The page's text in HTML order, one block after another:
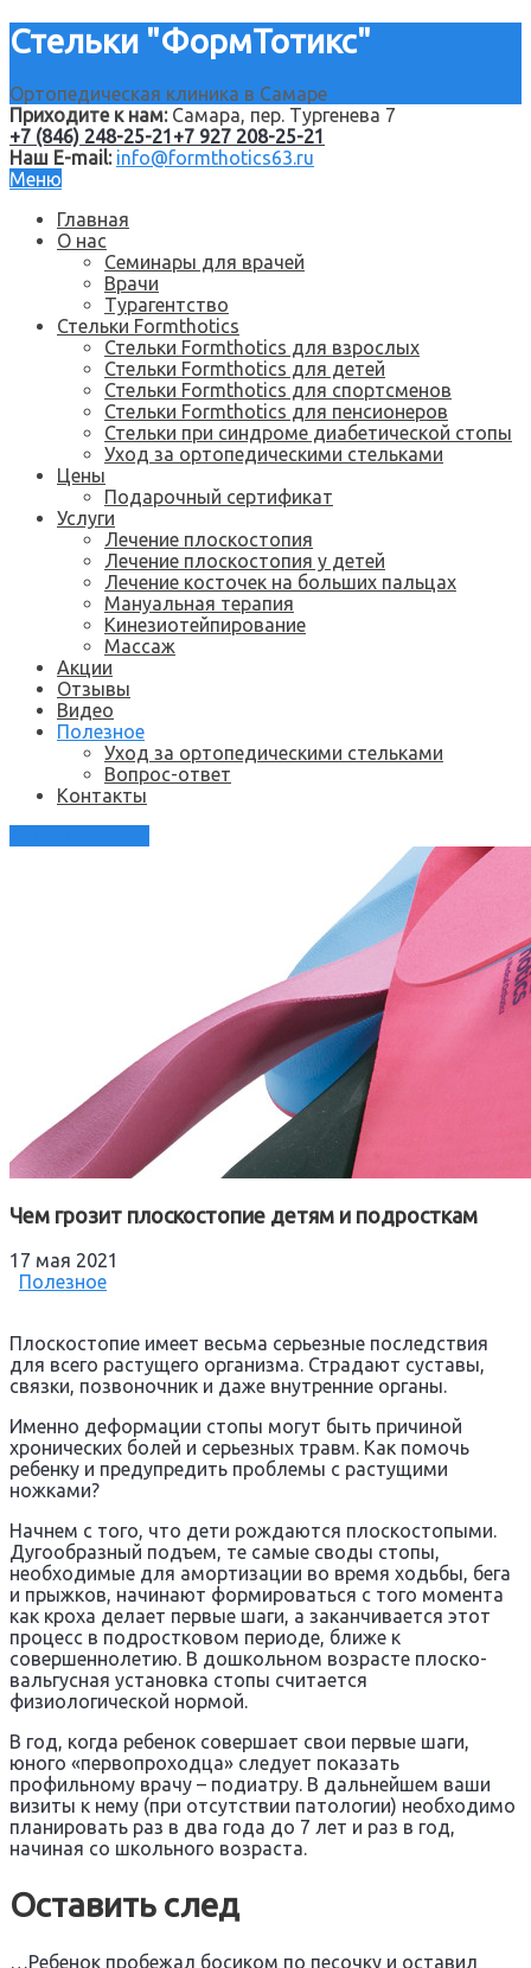
Стельки "ФормТотикс"
Ортопедическая клиника в Самаре
Приходите к нам:Самара, пер. Тургенева 7
+7 (846) 248-25-21 +7 927 208-25-21
Наш E-mail: info@formthotics63.ru
Меню
Главная
О нас
Семинары для врачей
Врачи
Турагентство
Стельки Formthotics
Стельки Formthotics для взрослых
Стельки Formthotics для детей
Стельки Formthotics для спортсменов
Стельки Formthotics для пенсионеров
Стельки при синдроме диабетической стопы
Уход за ортопедическими стельками
Цены
Подарочный сертификат
Услуги
Лечение плоскостопия
Лечение плоскостопия у детей
Лечение косточек на больших пальцах
Мануальная терапия
Кинезиотейпирование
Массаж
Акции
Отзывы
Видео
Полезное
Уход за ортопедическими стельками
Вопрос-ответ
Контакты
Чем грозит плоскостопие детям и подросткам
17 мая 2021
Полезное
Плоскостопие имеет весьма серьезные последствия
для всего растущего организма. Страдают суставы,
связки, позвоночник и даже внутренние органы.
Именно деформации стопы могут быть причиной
хронических болей и серьезных травм. Как помочь
ребенку и предупредить проблемы с растущими
ножками?
Начнем с того, что дети рождаются плоскостопыми.
Дугообразный подъем, те самые своды стопы,
необходимые для амортизации во время ходьбы, бега
и прыжков, начинают формироваться с того момента
как кроха делает первые шаги, а заканчивается этот
процесс в подростковом периоде, ближе к
совершеннолетию. В дошкольном возрасте плоско-
вальгусная установка стопы считается
физиологической нормой.
В год, когда ребенок совершает свои первые шаги,
юного «первопроходца» следует показать
профильному врачу – подиатру. В дальнейшем ваши
визиты к нему (при отсутствии патологии) необходимо
планировать раз в два года до 7 лет и раз в год,
начиная со школьного возраста.
Оставить след
…Ребенок пробежал босиком по песочку и оставил